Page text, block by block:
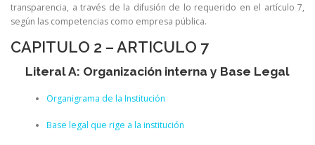
TRABAJA CON NOSOTROS SERVICIOS
transparencia, a través de la difusión de lo requerido en el artículo 7,
según las competencias como empresa pública.
CAPITULO 2 – ARTICULO 7
Literal A: Organización interna y Base Legal
Organigrama de la Institución
Base legal que rige a la institución